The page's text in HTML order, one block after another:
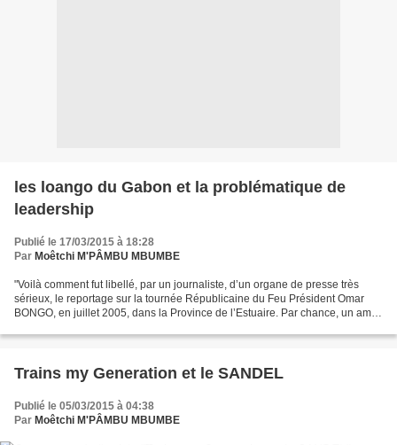
les loango du Gabon et la problématique de
leadership
Publié le 17/03/2015 à 18:28
Par Moêtchi M'PÂMBU MBUMBE
"Voilà comment fut libellé, par un journaliste, d’un organe de presse très
sérieux, le reportage sur la tournée Républicaine du Feu Président Omar
BONGO, en juillet 2005, dans la Province de l’Estuaire. Par chance, un ami
Trains my Generation et le SANDEL
Publié le 05/03/2015 à 04:38
Par Moêtchi M'PÂMBU MBUMBE